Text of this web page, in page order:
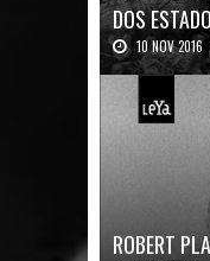
DOS
10 NOV 2016
Mais uma
ROBERT